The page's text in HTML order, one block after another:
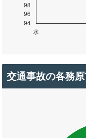
交通事故の各務